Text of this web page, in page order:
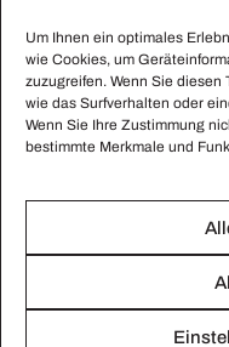
Um Ihnen ein optimales
wie Cookies, um
zuzugreifen. Wenn Sie
wie das Surfverhalten oder
Wenn Sie Ihre Zustimmung
bestimmte Merkmale und